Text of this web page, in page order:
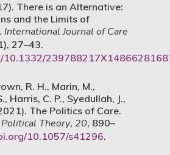
There is an Alternative:
and the Limits of
International Journal of Care
27–43.
10.1332/
R. H., Marin, M.,
Harris, C. P., Syedullah, J.,
The Politics of Care.
Theory, 20, 890–
10.1057/s41296.